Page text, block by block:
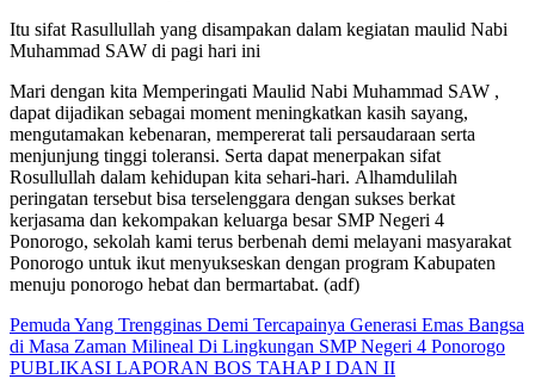
Itu sifat Rasullullah yang disampakan dalam kegiatan maulid Nabi
Muhammad SAW di pagi hari ini
Mari dengan kita Memperingati Maulid Nabi Muhammad SAW ,
dapat dijadikan sebagai moment meningkatkan kasih sayang,
mengutamakan kebenaran, mempererat tali persaudaraan serta
menjunjung tinggi toleransi. Serta dapat menerpakan sifat
Rosullullah dalam kehidupan kita sehari-hari. Alhamdulilah
peringatan tersebut bisa terselenggara dengan sukses berkat
kerjasama dan kekompakan keluarga besar SMP Negeri 4
Ponorogo, sekolah kami terus berbenah demi melayani masyarakat
Ponorogo untuk ikut menyukseskan dengan program Kabupaten
menuju ponorogo hebat dan bermartabat. (adf)
Navigasi
pos
Pemuda Yang Trengginas Demi Tercapainya Generasi Emas Bangsa
di Masa Zaman Milineal Di Lingkungan SMP Negeri 4 Ponorogo
PUBLIKASI LAPORAN BOS TAHAP I DAN II